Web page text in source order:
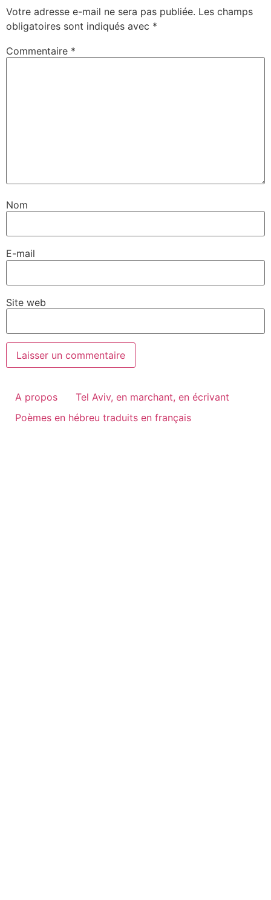
Votre adresse e-mail ne sera pas publiée. Les champs
obligatoires sont indiqués avec *
Commentaire *
Nom
E-mail
Site web
A propos
Tel Aviv, en marchant, en écrivant
Poèmes en hébreu traduits en français